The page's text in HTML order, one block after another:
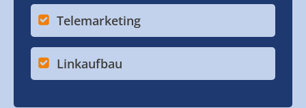
Telemarketing
Linkaufbau